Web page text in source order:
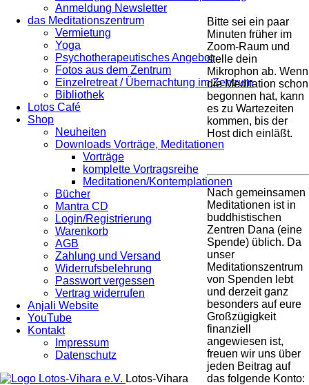
Anmeldung Newsletter
das Meditationszentrum
Vermietung
Yoga
Psychotherapeutisches Angebot
Fotos aus dem Zentrum
Einzelretreat / Übernachtung im Zentrum
Bibliothek
Lotos Café
Shop
Neuheiten
Downloads Vorträge, Meditationen
Vorträge
komplette Vortragsreihe
Meditationen/Kontemplationen
Bücher
Mantra CD
Login/Registrierung
Warenkorb
AGB
Zahlung und Versand
Widerrufsbelehrung
Passwort vergessen
Vertrag widerrufen
Anjali Website
YouTube
Kontakt
Impressum
Datenschutz
Lotos-Vihara
Bitte sei ein paar
Minuten früher im
Zoom-Raum und
stelle dein
Mikrophon ab. Wenn
die Meditation schon
begonnen hat, kann
es zu Wartezeiten
kommen, bis der
Host dich einläßt.
Nach gemeinsamen
Meditationen ist in
buddhistischen
Zentren Dana (eine
Spende) üblich. Da
unser
Meditationszentrum
von Spenden lebt
und derzeit ganz
besonders auf eure
Großzügigkeit
finanziell
angewiesen ist,
freuen wir uns über
jeden Beitrag auf
das folgende Konto: